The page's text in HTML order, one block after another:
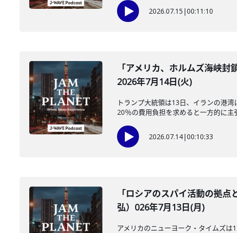
2026.07.15 |00:11:10
「アメリカ、ホルムズ海峡
2026年7月14日(火)
トランプ大統領は13日、イランの港
20％の費用負担を求めると一方的に主
2026.07.14|00:10:33
「ロシアのスパイ活動の拠
弘）026年7月13日(月)
アメリカのニューヨーク・タイムズ